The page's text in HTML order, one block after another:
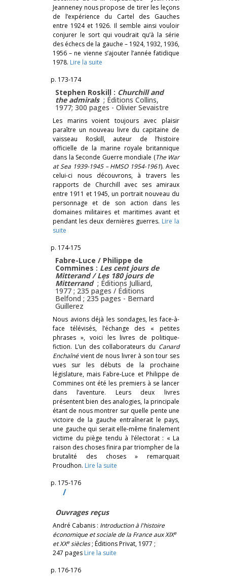
Jeanneney nous propose de tirer les leçons
de l’expérience du Cartel des Gauches
entre 1924 et 1926. Il semble ainsi vouloir
conjurer le sort qui voudrait qu’à la série
des échecs de la gauche – 1924, 1932, 1936,
1956 – ne vienne s’ajouter l’année fatidique
1978. Lire la suite
p. 173-174
Stephen Roskill : Churchill and
the admirals ; Éditions Collins,
1977; 300 pages - Olivier Sevaistre
Les marins voient toujours avec plaisir
paraître un nouveau livre du capitaine de
vaisseau Roskill, auteur de l’histoire
officielle de la marine royale britannique
dans la Seconde Guerre mondiale (The War
at Sea 1939-1945 – HMSO 1954-1961). Avec
celui-ci nous découvrons, à travers les
rapports de Churchill avec ses amiraux
entre 1911 et 1945, un portrait nouveau du
personnage et de son action dans les
domaines militaires et maritimes avant et
pendant les deux dernières guerres. Lire la
suite
p. 174-175
Fabre-Luce / Philippe de
Commines : Les cent jours de
Mitterand/Les 180 jours de
Mitterrand ; Éditions Julliard,
1977 ; 235 pages / Éditions
Belfond ; 235 pages - Bernard
Guillerez
Nous avions déjà les sondages, les face-à-
face télévisés, l’échange des « petites
phrases », voici les livres de politique-
fiction. L’un des collaborateurs du Canard
Enchaînévient de nous livrer à son tour ses
vues sur les débuts de la prochaine
législature, mais Fabre-Luce et Philippe de
Commines ont été les premiers à se lancer
dans l’aventure. Leurs deux livres
présentent bien des analogies, la principale
étant de nous montrer sur quelle pente une
victoire de la gauche entraînerait le pays,
une gauche qui serait elle-même finalement
victime du piège tendu à l’électorat : « La
raison des choses finira par triompher de la
brutalité des choses » remarquait
Proudhon. Lire la suite
p. 175-176
/
Ouvrages reçus
André Cabanis : Introduction à l'histoire
économique et sociale de la France aux XIXe
et XXesiècles; Éditions Privat, 1977 ;
247 pages Lire la suite
p. 176-176